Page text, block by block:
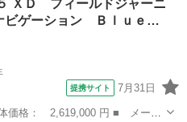
ＶＤ Ｂｌｕｅｔｏｏｔｈ接
ＸＤ フィールドジャーニ
ビゲーション Ｂｌｕｅ…
提携サイト 7月31日